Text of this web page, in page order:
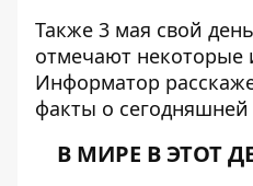
Также 3 мая свой
отмечают некоторые
Информатор
факты о сегодняшней
В МИРЕ В ЭТОТ